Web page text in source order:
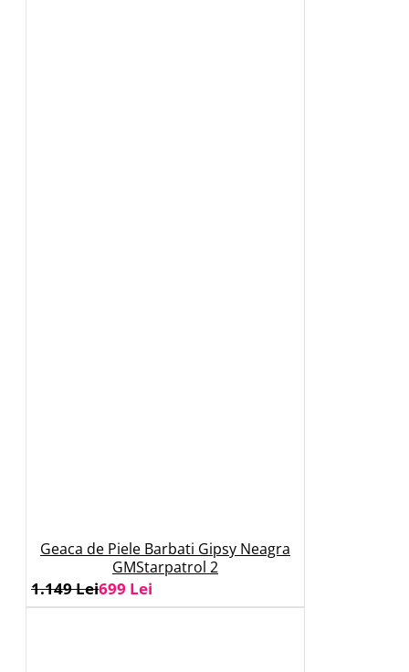
Geaca de Piele Barbati Gipsy Neagra
GMStarpatrol 2
699 Lei
1.149 Lei